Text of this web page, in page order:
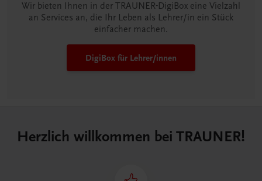
Wir bieten Ihnen in der TRAUNER-DigiBox eine Vielzahl
an Services an, die Ihr Leben als Lehrer/in ein Stück
einfacher machen.
DigiBox für Lehrer/innen
Herzlich willkommen bei TRAUNER!